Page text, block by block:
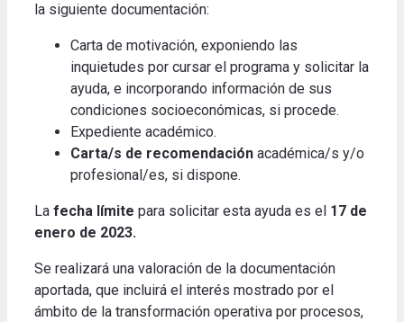
la siguiente documentación:
Carta de motivación, exponiendo las
inquietudes por cursar el programa y solicitar la
ayuda, e incorporando información de sus
condiciones socioeconómicas, si procede.
Expediente académico.
Carta/s de recomendación académica/s y/o
profesional/es, si dispone.
La fecha límite para solicitar esta ayuda es el 17 de
enero de 2023.
Se realizará una valoración de la documentación
aportada, que incluirá el interés mostrado por el
ámbito de la transformación operativa por procesos,